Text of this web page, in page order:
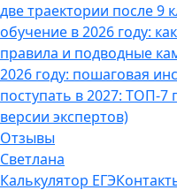
две траектории после 9
обучение в 2026 году:
правила и подводные
2026 году: пошаговая
поступать в 2027: ТОП-
версии экспертов)
Отзывы
Светлана
Калькулятор ЕГЭ